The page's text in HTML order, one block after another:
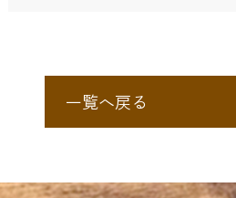
一覧へ戻る